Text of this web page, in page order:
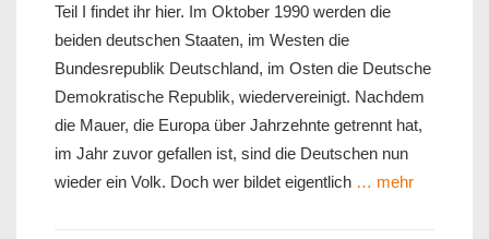
Teil I findet ihr hier. Im Oktober 1990 werden die
beiden deutschen Staaten, im Westen die
Bundesrepublik Deutschland, im Osten die Deutsche
Demokratische Republik, wiedervereinigt. Nachdem
die Mauer, die Europa über Jahrzehnte getrennt hat,
im Jahr zuvor gefallen ist, sind die Deutschen nun
wieder ein Volk. Doch wer bildet eigentlich … mehr